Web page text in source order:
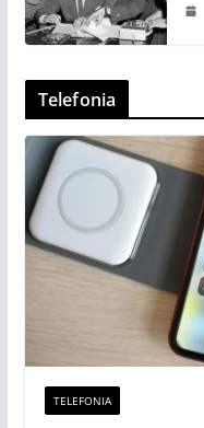
Telefonia
TELEFONIA